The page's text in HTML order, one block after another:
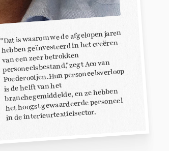
"Dat is waarom we de afgelopen jaren
hebben geïnvesteerd in het creëren
van een zeer betrokken
personeelsbestand,"zegt Aco van
Poederooijen. Hun personeelsverloop
is de helft van het
branchegemiddelde, en ze hebben
het hoogst gewaardeerde personeel
in de interieurtextielsector.